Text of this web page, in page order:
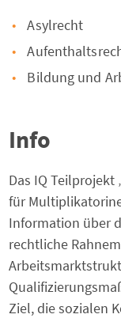
Asylrecht
Bildung und
Info
Das IQ
für
Information über
rechtliche
Ziel, die sozialen